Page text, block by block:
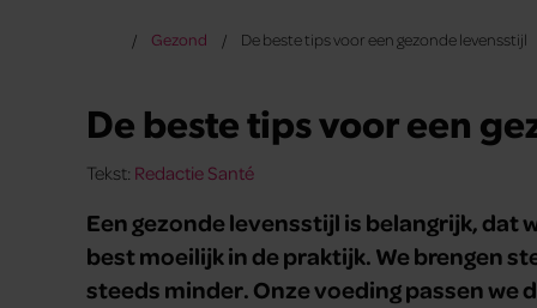
Gezond De beste tips voor een gezonde levensstijl
De beste tips voor een
Tekst: Redactie Santé
Een gezonde levensstijl is belangrijk, dat
best moeilijk in de praktijk. We brengen
steeds minder. Onze voeding passen we